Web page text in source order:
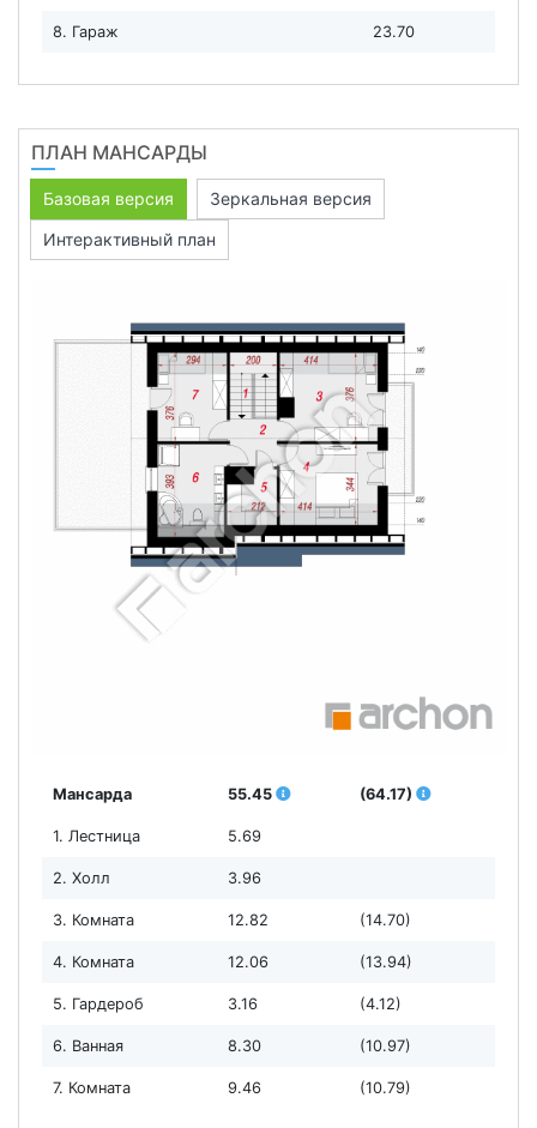
8. Гараж 23.70
ПЛАН МАНСАРДЫ
Базовая версия
Зеркальная версия
Интерактивный план
Мансарда 55.45 (64.17)
1. Лестница 5.69
2. Холл 3.96
3. Комната 12.82 (14.70)
4. Комната 12.06 (13.94)
5. Гардероб 3.16 (4.12)
6. Ванная 8.30 (10.97)
7. Комната 9.46 (10.79)